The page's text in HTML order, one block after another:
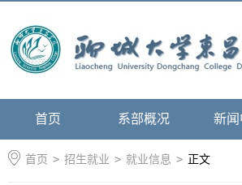
首页 系部概况 新
首页 > 招生就业 > 就业信息 > 正文